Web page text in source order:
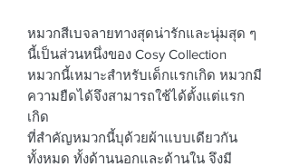
หมวกสีเบจลายทางสุดน่ารักและนุ่มสุด ๆ
นี้เป็นส่วนหนึ่งของ Cosy Collection
หมวกนี้เหมาะสำหรับเด็กแรกเกิด หมวกมี
ความยืดได้จึงสามารถใช้ได้ตั้งแต่แรก
เกิด
ที่สำคัญหมวกนี้บุด้วยผ้าแบบเดียวกัน
ทั้งหมด ทั้งด้านนอกและด้านใน จึงมี